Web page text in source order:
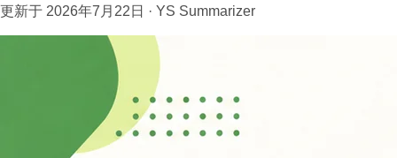
更新于 2026年7月22日 · YS Summarizer